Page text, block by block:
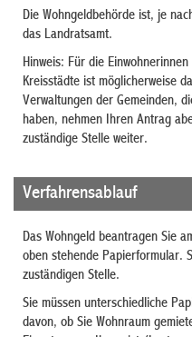
Die Wohngeldbehörde ist, je
das Landratsamt.
Hinweis: Für die
Kreisstädte ist möglicherweise
Verwaltungen der Gemeinden,
haben, nehmen Ihren Antrag
zuständige Stelle weiter.
Verfahrensablauf
Das Wohngeld beantragen Sie
oben stehende Papierformular.
zuständigen Stelle.
Sie müssen unterschiedliche
davon, ob Sie Wohnraum